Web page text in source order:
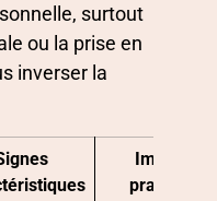
surtout
ou la prise en
inverser la
Impact
pratique